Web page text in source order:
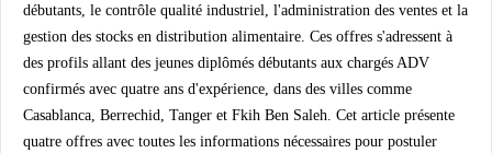
débutants, le contrôle qualité industriel, l'administration des ventes et la
gestion des stocks en distribution alimentaire. Ces offres s'adressent à
des profils allant des jeunes diplômés débutants aux chargés ADV
confirmés avec quatre ans d'expérience, dans des villes comme
Casablanca, Berrechid, Tanger et Fkih Ben Saleh. Cet article présente
quatre offres avec toutes les informations nécessaires pour postuler